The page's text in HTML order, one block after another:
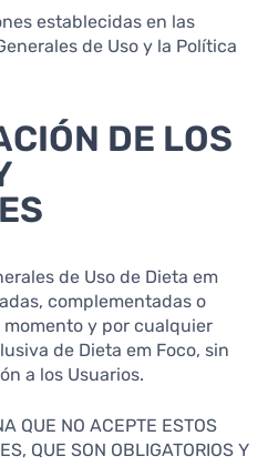
establecidas en las
de Uso y la Política
DE LOS
de Uso de Dieta em
complementadas o
y por cualquier
de Dieta em Foco, sin
a los Usuarios.
QUE NO ACEPTE ESTOS
QUE SON OBLIGATORIOS Y